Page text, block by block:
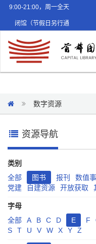
9:00-21:00，周一全天
闭馆（节假日另行通
数字资源
资源导航
类别
全部
图书 报刊 数值
党建
自建资源 开放获取
字母
全部
A B C D E F
S
T U V W X Y Z